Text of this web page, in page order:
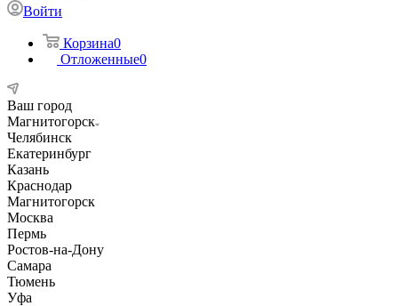
Войти
Корзина0
Отложенные0
Ваш город
Магнитогорск
Челябинск
Екатеринбург
Казань
Краснодар
Магнитогорск
Москва
Пермь
Ростов-на-Дону
Самара
Тюмень
Уфа